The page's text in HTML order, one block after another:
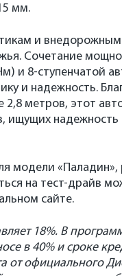
мм.
и
Сочетание
и 8-ступенчатой
и надежность.
метров, этот
ищущих
модели «Паладин»,
на тест-драйв
сайте.
18%. В
в 40% и сроке
от официального